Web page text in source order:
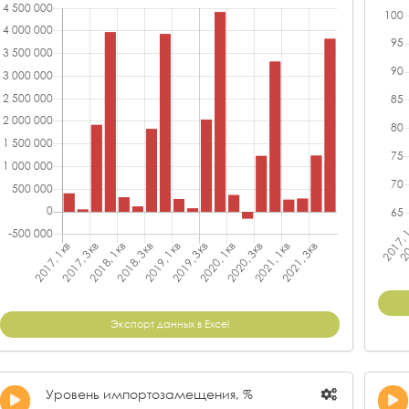
Экспорт данных в Excel
Уровень импортозамещения, %